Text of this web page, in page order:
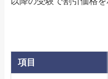
項目